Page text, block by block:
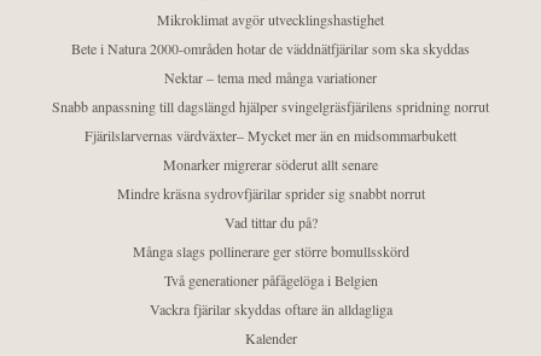
Mikroklimat avgör utvecklingshastighet
Bete i Natura 2000-områden hotar de väddnätfjärilar som ska skyddas
Nektar – tema med många variationer
Snabb anpassning till dagslängd hjälper svingelgräsfjärilens spridning norrut
Fjärilslarvernas värdväxter– Mycket mer än en midsommarbukett
Monarker migrerar söderut allt senare
Mindre kräsna sydrovfjärilar sprider sig snabbt norrut
Vad tittar du på?
Många slags pollinerare ger större bomullsskörd
Två generationer påfågelöga i Belgien
Vackra fjärilar skyddas oftare än alldagliga
Kalender